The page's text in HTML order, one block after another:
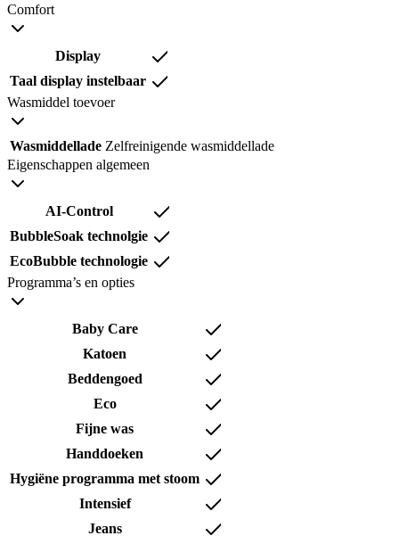
Comfort
Display
Taal display instelbaar
Wasmiddel toevoer
Wasmiddellade Zelfreinigende wasmiddellade
Eigenschappen algemeen
AI-Control
BubbleSoak technolgie
EcoBubble technologie
Programma’s en opties
Baby Care
Katoen
Beddengoed
Eco
Fijne was
Handdoeken
Hygiëne programma met stoom
Intensief
Jeans